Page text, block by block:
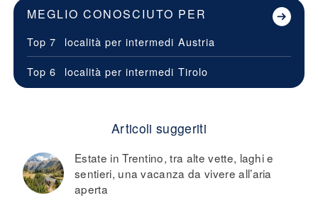
MEGLIO CONOSCIUTO PER
Top 7 località per intermedi Austria
Top 6
località per intermedi Tirolo
Articoli suggeriti
Estate in Trentino, tra alte vette, laghi e
sentieri, una vacanza da vivere all’aria
aperta